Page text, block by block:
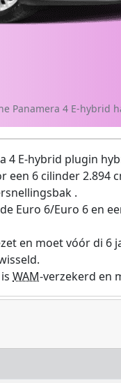
Panamera 4 E-hybrid
4 E-hybrid plugin
een 6 cilinder 2.894
.
Euro 6/Euro 6 en
en moet vóór di 6
WAM-verzekerd en